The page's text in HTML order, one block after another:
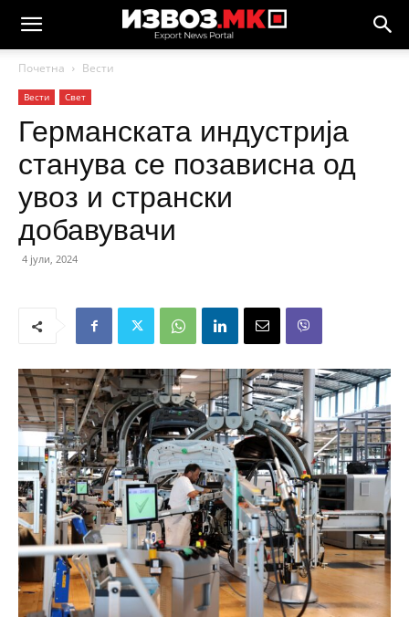
Почетна Вести
Вести Свет
Германската индустрија
станува се позависна од
увоз и странски
добавувачи
4 јули, 2024